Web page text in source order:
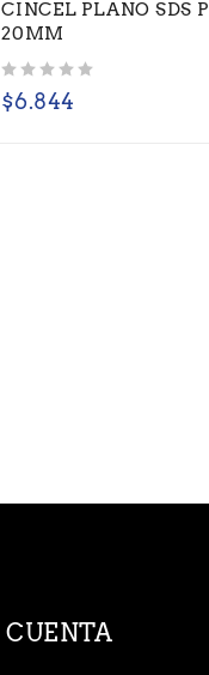
CINCEL PLANO SDS
20MM
$6.844
CUENTA